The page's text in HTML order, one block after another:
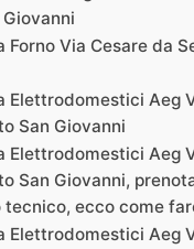
Forno Via Cesare da
Elettrodomestici Aeg
San Giovanni
Elettrodomestici Aeg
San Giovanni,
tecnico, ecco come
Elettrodomestici Aeg